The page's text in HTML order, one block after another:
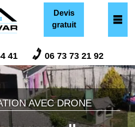
Devis
gratuit
41 06 73 73 21 92
AVEC DRONE